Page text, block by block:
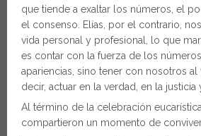
que tiende a exaltar los números, el
el consenso. Elías, por el contrario,
vida personal y profesional, lo que
es contar con la fuerza de los
apariencias, sino tener con nosotros al
decir, actuar en la verdad, en la justicia
Al término de la celebración
compartieron un momento de